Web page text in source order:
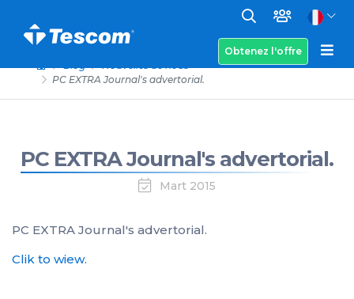
Obtenez l'offre
Blog
Nouvelles de nous
PC EXTRA Journal's advertorial.
PC EXTRA Journal's advertorial.
Mart 2015
PC EXTRA Journal's advertorial.
Clik to wiew.